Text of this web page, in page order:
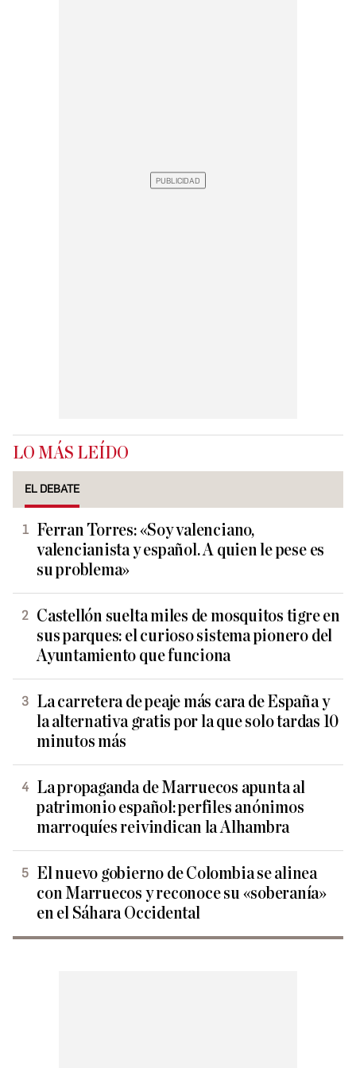
LO MÁS LEÍDO
EL DEBATE
Ferran Torres: «Soy valenciano,
valencianista y español. A quien le pese es
su problema»
Castellón suelta miles de mosquitos tigre en
sus parques: el curioso sistema pionero del
Ayuntamiento que funciona
La carretera de peaje más cara de España y
la alternativa gratis por la que solo tardas 10
minutos más
La propaganda de Marruecos apunta al
patrimonio español: perfiles anónimos
marroquíes reivindican la Alhambra
El nuevo gobierno de Colombia se alinea
con Marruecos y reconoce su «soberanía»
en el Sáhara Occidental